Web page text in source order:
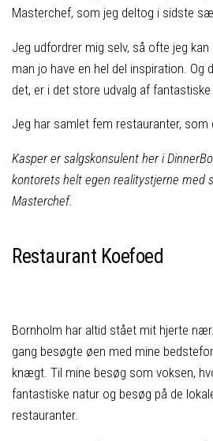
Masterchef, som jeg deltog i sidste
Jeg udfordrer mig selv, så ofte jeg
man jo have en hel del inspiration. Og
det, er i det store udvalg af
Jeg har samlet fem restauranter, som
Kasper er salgskonsulent her i
kontorets helt egen realitystjerne med
Masterchef.
Restaurant Koefoed
Bornholm har altid stået mit hjerte
gang besøgte øen med mine
knægt. Til mine besøg som voksen,
fantastiske natur og besøg på de
restauranter.